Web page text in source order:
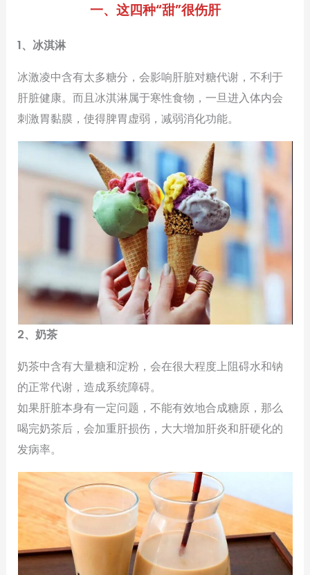
一、这四种“甜”很伤肝
1、冰淇淋
冰激凌中含有太多糖分，会影响肝脏对糖代谢，不利于
肝脏健康。而且冰淇淋属于寒性食物，一旦进入体内会
刺激胃黏膜，使得脾胃虚弱，减弱消化功能。
2、奶茶
奶茶中含有大量糖和淀粉，会在很大程度上阻碍水和钠
的正常代谢，造成系统障碍。
如果肝脏本身有一定问题，不能有效地合成糖原，那么
喝完奶茶后，会加重肝损伤，大大增加肝炎和肝硬化的
发病率。